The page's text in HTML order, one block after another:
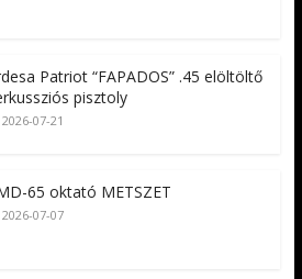
Patriot “FAPADOS” .45 elöltöltő
pisztoly
2026-07-21
65 oktató METSZET
2026-07-07